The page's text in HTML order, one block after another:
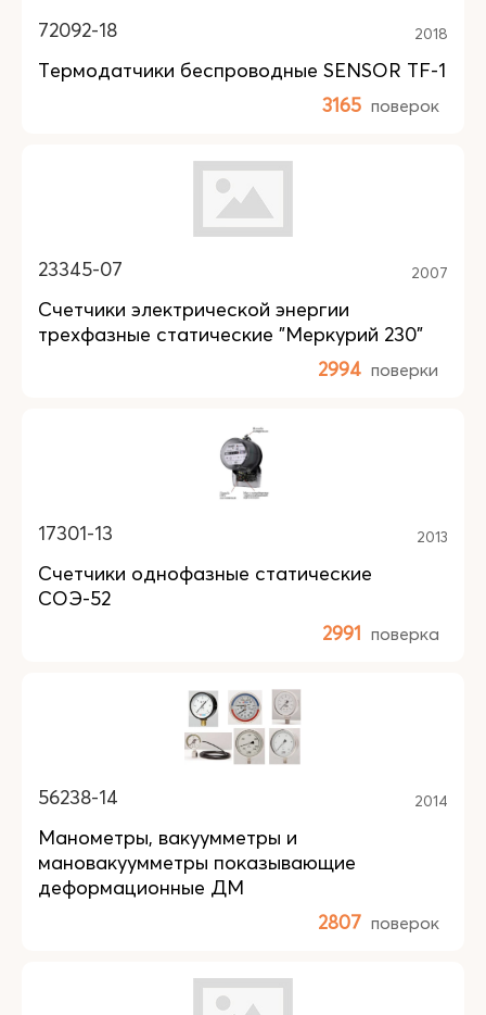
72092-18 2018
Термодатчики беспроводные SENSOR TF-1
3165 поверок
23345-07 2007
Счетчики электрической энергии
трехфазные статические "Меркурий 230"
2994 поверки
17301-13 2013
Счетчики однофазные статические
СОЭ-52
2991 поверка
56238-14 2014
Манометры, вакуумметры и
мановакуумметры показывающие
деформационные ДМ
2807 поверок